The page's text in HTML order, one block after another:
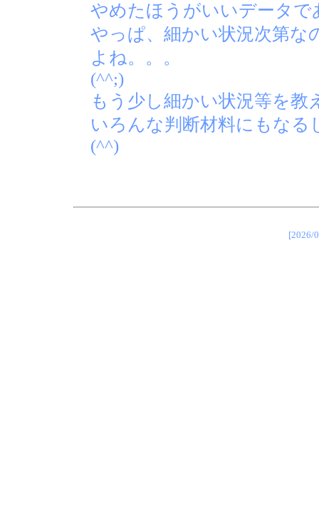
やめたほうがいいデータ
やっぱ、細かい状況次第な
よね。。。
(^^;)
もう少し細かい状況等を教
いろんな判断材料にもなる
(^^)
[2026/